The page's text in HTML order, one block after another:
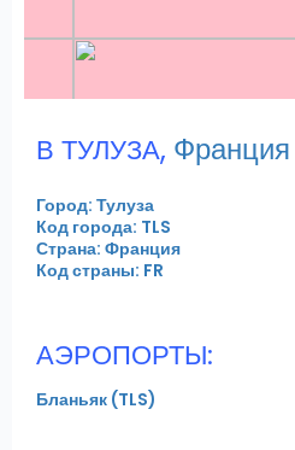
В ТУЛУЗА, Франция
Город: Тулуза
Код города: TLS
Страна: Франция
Код страны: FR
АЭРОПОРТЫ:
Бланьяк (TLS)